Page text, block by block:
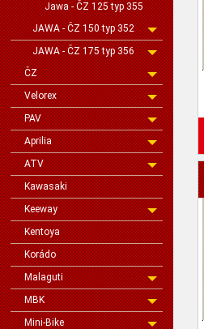
Jawa - ČZ 125 typ 355
JAWA - ČZ 150 typ 352
JAWA - ČZ 175 typ 356
ČZ
Velorex
PAV
Aprilia
ATV
Kawasaki
Keeway
Kentoya
Korádo
Malaguti
MBK
Mini-Bike